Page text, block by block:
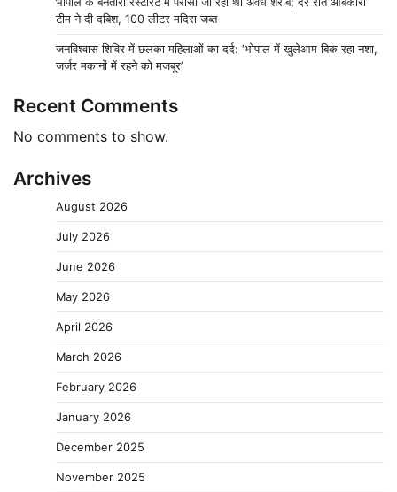
टीम ने दी दबिश, 100 लीटर मदिरा जब्त
जनविश्वास शिविर में छलका महिलाओं का दर्द: ‘भोपाल में खुलेआम बिक रहा नशा,
जर्जर मकानों में रहने को मजबूर’
Recent Comments
No comments to show.
Archives
August 2026
July 2026
June 2026
May 2026
April 2026
March 2026
February 2026
January 2026
December 2025
November 2025